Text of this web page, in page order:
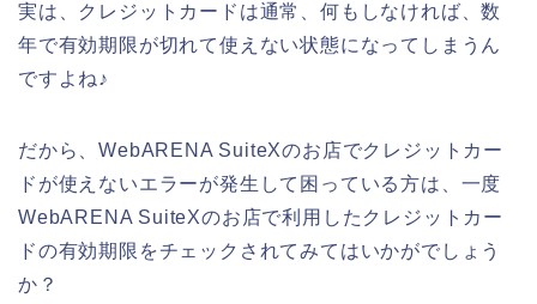
実は、クレジットカードは通常、何もしなければ、数
年で有効期限が切れて使えない状態になってしまうん
ですよね♪
だから、WebARENA SuiteXのお店でクレジットカー
ドが使えないエラーが発生して困っている方は、一度
WebARENA SuiteXのお店で利用したクレジットカー
ドの有効期限をチェックされてみてはいかがでしょう
か？